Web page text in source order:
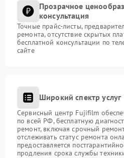
Прозрачное
консультация
Точные прайс-листы,
ремонта, отсутствие скрытых
бесплатной консультации по
сайте
Широкий спектр услуг
Сервисный центр Fujifilm
по всей РФ, бесплатную
ремонт, включая срочный
отслеживать статус ремонта
предоставляется
продления срока службы